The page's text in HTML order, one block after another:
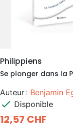
search
Philippiens
Se plonger dans la
Auteur : Benjamin
check Disponible
Prix
12,57 CHF